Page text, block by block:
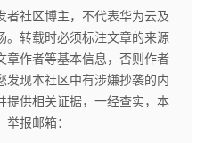
者社区博主，不代表华为云及
。转载时必须标注文章的来源
章作者等基本信息，否则作者
发现本社区中有涉嫌抄袭的内
提供相关证据，一经查实，本
报邮箱：